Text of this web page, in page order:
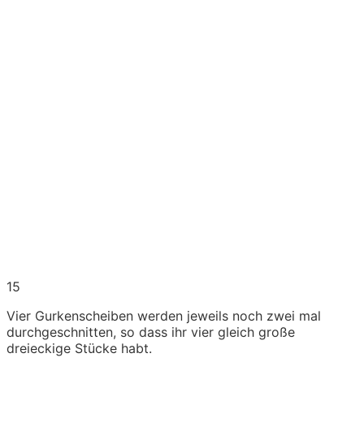
15
Vier Gurkenscheiben werden jeweils noch zwei mal
durchgeschnitten, so dass ihr vier gleich große
dreieckige Stücke habt.